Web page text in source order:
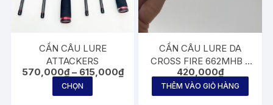
CẦN CÂU LURE
ATTACKERS
570,000₫ – 615,000₫Khoảng
giá:
570,000₫
CHỌN
phẩm
CẦN CÂU LURE DA
CROSS FIRE 662MHB –
SD | CẦN CÂU LURE
MÁY NGANG
420,000₫
THÊM VÀO GIỎ HÀNG